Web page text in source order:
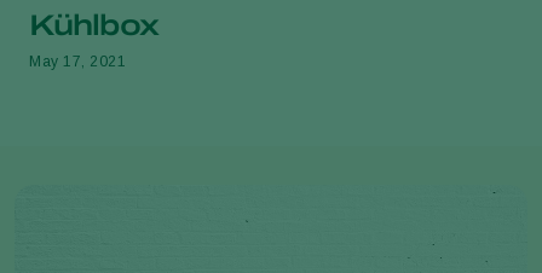
Kühlbox
May 17, 2021